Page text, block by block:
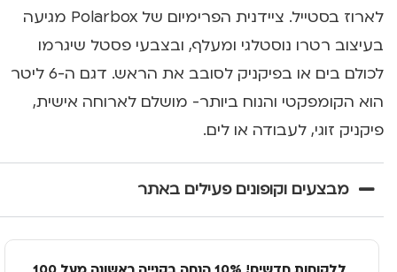
לארוז בסטייל. ציידנית הפרימיום של Polarbox מגיעה
בעיצוב רטרו נוסטלגי ומעלף, ובצבעי פסטל שיגרמו
לכולם בים או בפיקניק לסובב את הראש. דגם ה-6 ליטר
הוא הקומפקטי והנוח ביותר- מושלם לארוחה אישית,
פיקניק זוגי, לעבודה או לים.
מבצעים וקופונים פעילים באתר